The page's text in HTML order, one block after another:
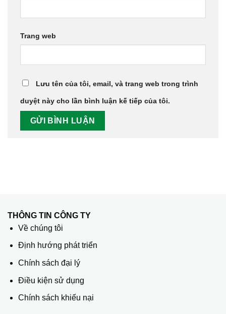
Trang web
Lưu tên của tôi, email, và trang web trong trình
duyệt này cho lần bình luận kế tiếp của tôi.
THÔNG TIN CÔNG TY
Về chúng tôi
Định hướng phát triển
Chính sách đại lý
Điều kiện sử dụng
Chính sách khiếu nại